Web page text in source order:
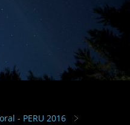
- PERU 2016